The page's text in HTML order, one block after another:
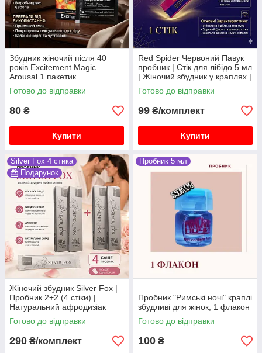
Збудник жіночий після 40
років Excitement Magic
Arousal 1 пакетик
Готово до відправки
80 ₴
Купити
Red Spider Червоний Павук
пробник | Стік для лібідо 5 мл
| Жіночий збудник у краплях |
Для сексу
Готово до відправки
99 ₴/комплект
Купити
Silver Fox 4 стика
Подарунок
Жіночий збудник Silver Fox |
Пробник 2+2 (4 стіки) |
Натуральний афродизіак
Готово до відправки
290 ₴/комплект
Пробник 5 мл
Пробник "Римські ночі" краплі
збудливі для жінок, 1 флакон
Готово до відправки
100 ₴